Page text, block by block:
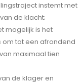
instemt met
de klacht;
mogelijk is het
tot een afrondend
maximaal tien
de klager en